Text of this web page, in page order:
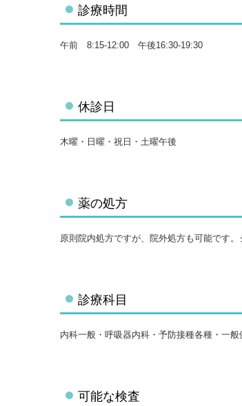
診療時間
午前 8:15-12:00 午後16:30-19:30
休診日
木曜・日曜・祝日・土曜午後
薬の処方
原則院内処方ですが、院外処方も可能です
診療科目
内科一般・呼吸器内科・予防接種各種・一
可能な検査